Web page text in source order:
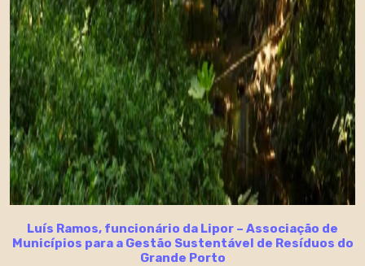
Luís Ramos, funcionário da Lipor – Associação de
Municípios para a Gestão Sustentável de Resíduos do
Grande Porto